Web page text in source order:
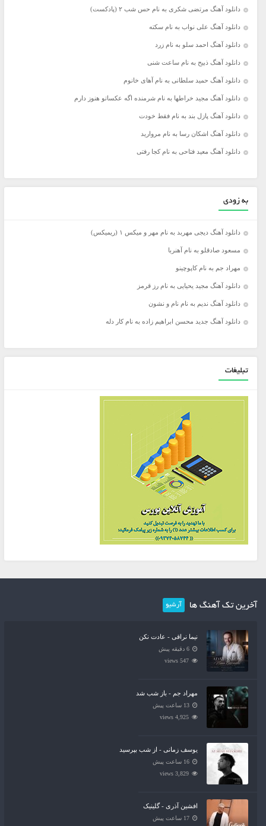
دانلود آهنگ مرتضی شکری به نام حس شب ۲ (پادکست)
دانلود آهنگ علی نواب به نام سکته
دانلود آهنگ احمد سلو به نام زرد
دانلود آهنگ ذبیح به نام ساعت شنی
دانلود آهنگ حمید سلطانی به نام آهای خانوم
دانلود آهنگ مجید خراطها به نام شرمنده اگه عکساتو هنوز دارم
دانلود آهنگ پازل بند به نام فقط خودت
دانلود آهنگ اشکان رسا به نام مروارید
دانلود آهنگ معید فتاحی به نام کجا رفتی
به زودی
دانلود آهنگ دیجی مهربد به نام مهر و میکس ۱ (ریمیکس)
مسعود صادقلو به نام آهنربا
مهراد جم به نام کاپوچینو
دانلود آهنگ مجید یحیایی به نام رز قرمز
دانلود آهنگ ندیم به نام نام و نشون
دانلود آهنگ جدید محسن ابراهیم زاده به نام کار دله
تبلیغات
آخرین تک آهنگ ها آرشیو
نیما نراقی - عادت نکن
6 دقیقه پیش
547 views
مهراد جم - باز شب شد
13 ساعت پیش
4,925 views
یوسف زمانی - از شب بپرسید
16 ساعت پیش
3,829 views
افشین آذری - گلینیک
17 ساعت پیش